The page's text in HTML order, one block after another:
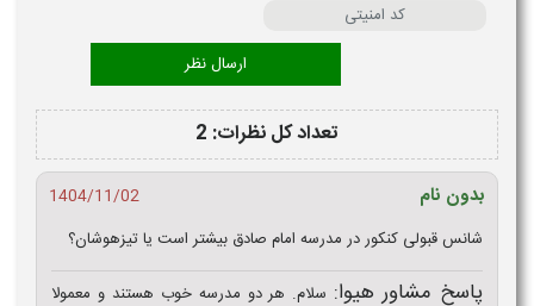
تعداد کل نظرات: 2
بدون نام
1404/11/02
شانس قبولی کنکور در مدرسه امام صادق بیشتر است یا تیزهوشان؟
پاسخ مشاور هیوا: سلام. هر دو مدرسه خوب هستند و معمولا